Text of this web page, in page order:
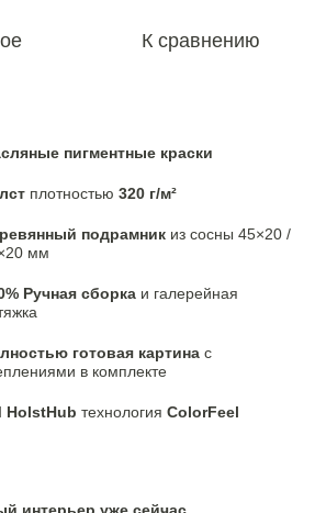
К сравнению
пигментные краски
плотностью 320 г/м²
подрамник из сосны 45×20 /
мм
Ручная сборка и галерейная
готовая картина с
в комплекте
HolstHub технология ColorFeel